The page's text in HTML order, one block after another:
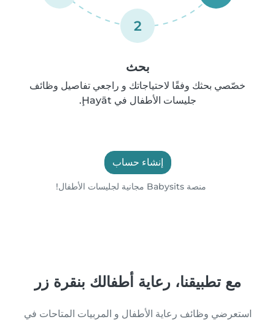
2
بحث
خصّصي بحثك وفقًا لاحتياجاتك و راجعي تفاصيل وظائف
جليسات الأطفال في Ḩayāt.
إنشاء حساب
منصة Babysits مجانية لجليسات الأطفال!
مع تطبيقنا، رعاية أطفالك بنقرة زر
استعرضي وظائف رعاية الأطفال و المربيات المتاحات في